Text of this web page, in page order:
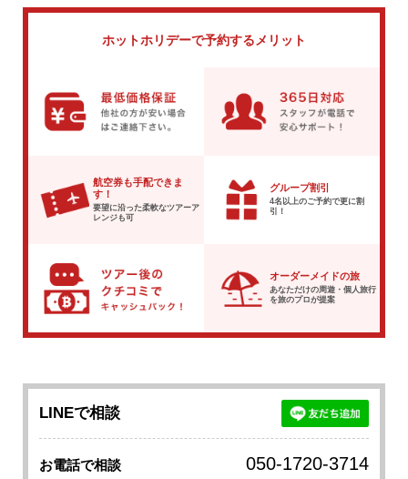
ホットホリデーで予約するメリット
航空券も手配できま
す！
要望に沿った柔軟なツアーア
レンジも可
グループ割引
4名以上のご予約で更に割
引！
オーダーメイドの旅
あなただけの周遊・個人旅行
を旅のプロが提案
LINEで相談
お電話で相談 050-1720-3714